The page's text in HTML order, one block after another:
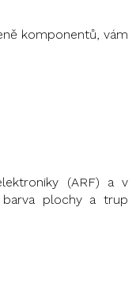
komponentů, vám
(ARF) a v
plochy a trup